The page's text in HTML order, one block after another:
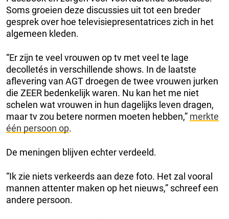
Soms groeien deze discussies uit tot een breder
gesprek over hoe televisiepresentatrices zich in het
algemeen kleden.
“Er zijn te veel vrouwen op tv met veel te lage
decolletés in verschillende shows. In de laatste
aflevering van AGT droegen de twee vrouwen jurken
die ZEER bedenkelijk waren. Nu kan het me niet
schelen wat vrouwen in hun dagelijks leven dragen,
maar tv zou betere normen moeten hebben,” merkte
één persoon op.
De meningen blijven echter verdeeld.
“Ik zie niets verkeerds aan deze foto. Het zal vooral
mannen attenter maken op het nieuws,” schreef een
andere persoon.